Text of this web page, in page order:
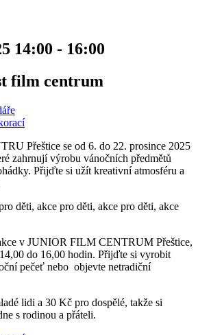
14:00 - 16:00
film centrum
Přeštice se od 6. do 22. prosince 2025
zahrnují výrobu vánočních předmětů
Přijďte si užít kreativní atmosféru a
děti, akce pro děti, akce pro děti, akce
v JUNIOR FILM CENTRUM Přeštice,
do 16,00 hodin. Přijďte si vyrobit
pečeť nebo objevte netradiční
lidi a 30 Kč pro dospělé, takže si
s rodinou a přáteli.